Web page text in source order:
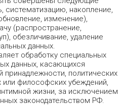
систематизацию, накопление,
изменение),
(распространение,
обезличивание, удаление
данных.
обработку специальных
данных, касающихся
принадлежности, политических
или философских убеждений,
жизни, за исключением
законодательством РФ.